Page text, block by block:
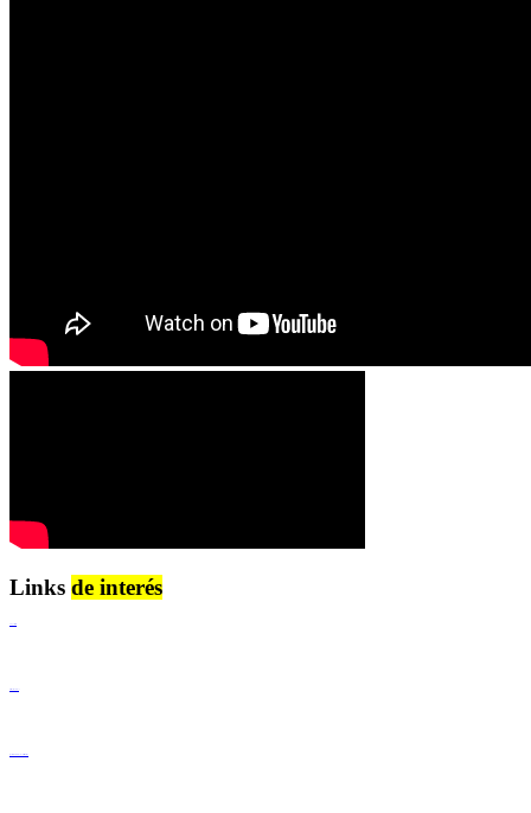
Links de interés